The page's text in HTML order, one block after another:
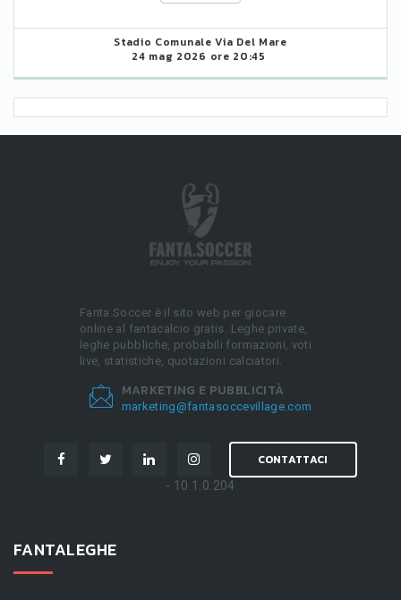
Stadio Comunale Via Del Mare
24 mag 2026 ore 20:45
Fanta.Soccer è il sito web per giocare
online al fantacalcio gratis. Leghe private,
leghe pubbliche, probabili formazioni, voti
live, statistiche, quotazioni calciatori.
MARKETING E PUBBLICITÀ
marketing@fantasoccevillage.com
CONTATTACI
- 10.1.0.204
FANTALEGHE